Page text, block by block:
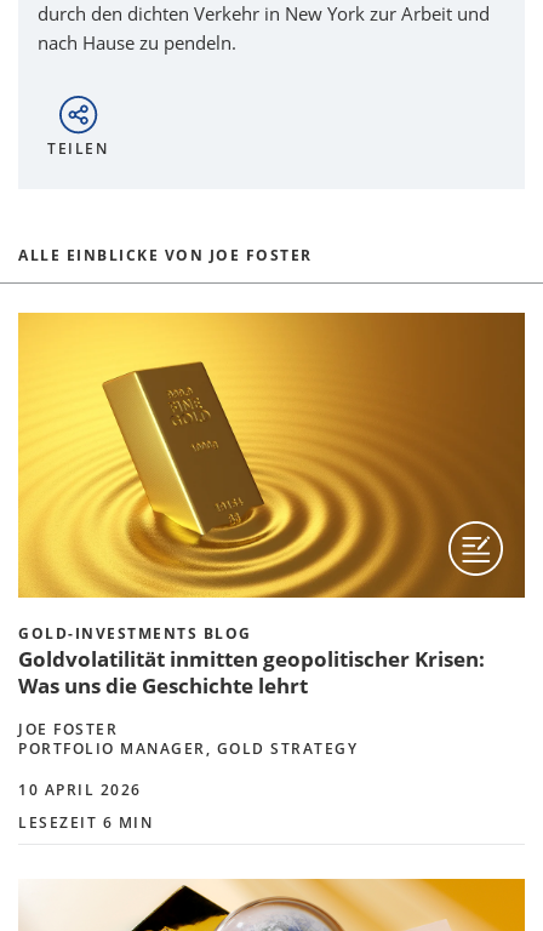
durch den dichten Verkehr in New York zur Arbeit und
nach Hause zu pendeln.
TEILEN
ALLE EINBLICKE VON JOE FOSTER
GOLD-INVESTMENTS BLOG
Goldvolatilität inmitten geopolitischer Krisen:
Was uns die Geschichte lehrt
JOE FOSTER
PORTFOLIO MANAGER, GOLD STRATEGY
10 APRIL 2026
LESEZEIT 6 MIN